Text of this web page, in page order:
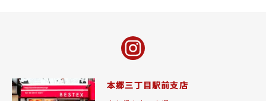
本郷三丁目駅前支店